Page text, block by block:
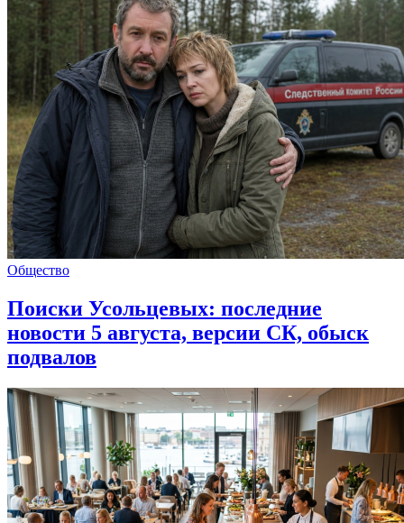
Общество
Поиски Усольцевых: последние
новости 5 августа, версии СК, обыск
подвалов